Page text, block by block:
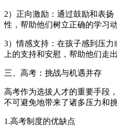
2）正向激励：通过鼓励和表
性，帮助他们树立正确的学习动
3）情感支持：在孩子感到压
上的支持和安慰，帮助他们走出
三、高考：挑战与机遇并存
高考作为选拔人才的重要手段
不可避免地带来了诸多压力和挑
1.高考制度的优缺点